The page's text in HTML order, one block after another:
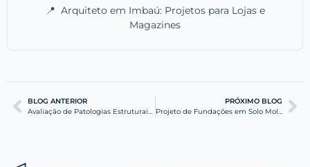
📍 Arquiteto em Imbaú: Projetos para Lojas e
Magazines
BLOG ANTERIOR
Avaliação de Patologias Estruturais em Itajaí | WGB
PRÓXIMO BLOG
Projeto de Fundações em Solo Mole: Guia Técnico Itajaí